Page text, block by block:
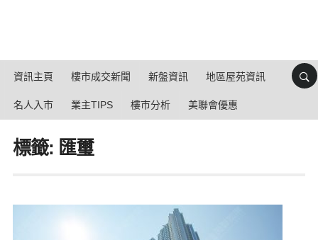
資訊主頁 樓市成交新聞 新盤資訊 地區屋苑資訊
名人入市 業主TIPS 樓市分析 美聯會優惠
標籤: 匯璽